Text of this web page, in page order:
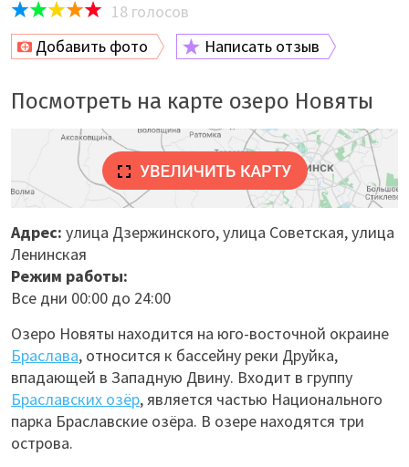
18 голосов
Добавить фото
Написать отзыв
Посмотреть на карте озеро Новяты
Адрес: улица Дзержинского, улица Советская, улица
Ленинская
Режим работы:
Все дни 00:00 до 24:00
Озеро Новяты находится на юго-восточной окраине
Браслава, относится к бассейну реки Друйка,
впадающей в Западную Двину. Входит в группу
Браславских озёр, является частью Национального
парка Браславские озёра. В озере находятся три
острова.